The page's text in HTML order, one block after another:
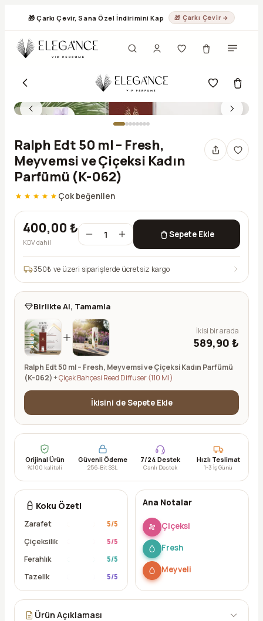
🎁 Çarkı Çevir, Sana Özel İndirimini Kap 🎁 Çarkı Çevir →
Ralph Edt 50 ml – Fresh,
Meyvemsi ve Çiçeksi Kadın
Parfümü (K-062)
Çok beğenilen
400,00 ₺
KDV dahil
1 Sepete Ekle
350₺ ve üzeri siparişlerde ücretsiz kargo
Birlikte Al, Tamamla
İkisi bir arada
589,90 ₺
Ralph Edt 50 ml – Fresh, Meyvemsi ve Çiçeksi Kadın Parfümü
(K-062)+Çiçek Bahçesi Reed Diffuser (110 Ml)
İkisini de Sepete Ekle
Orijinal Ürün
%100 kaliteli
Güvenli Ödeme
256-Bit SSL
7/24 Destek
Canlı Destek
Hızlı Teslimat
1-3 İş Günü
Koku Özeti
Zarafet 5/5
Çiçeksilik 5/5
Ferahlık 5/5
Tazelik 5/5
Ana Notalar
Çiçeksi
Fresh
Meyveli
Ürün Açıklaması